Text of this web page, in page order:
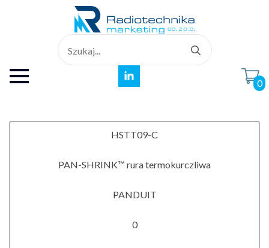
for:
0
HSTT09-C
PAN-SHRINK™ rura termokurczliwa
PANDUIT
0